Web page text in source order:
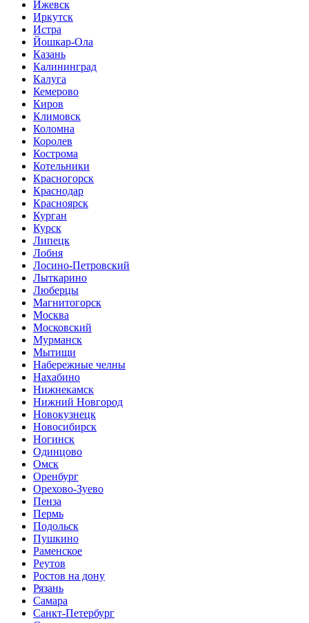
Ижевск
Иркутск
Истра
Йошкар-Ола
Казань
Калининград
Калуга
Кемерово
Киров
Климовск
Коломна
Королев
Кострома
Котельники
Красногорск
Краснодар
Красноярск
Курган
Курск
Липецк
Лобня
Лосино-Петровский
Лыткарино
Люберцы
Магнитогорск
Москва
Московский
Мурманск
Мытищи
Набережные челны
Нахабино
Нижнекамск
Нижний Новгород
Новокузнецк
Новосибирск
Ногинск
Одинцово
Омск
Оренбург
Орехово-Зуево
Пенза
Пермь
Подольск
Пушкино
Раменское
Реутов
Ростов на дону
Рязань
Самара
Санкт-Петербург